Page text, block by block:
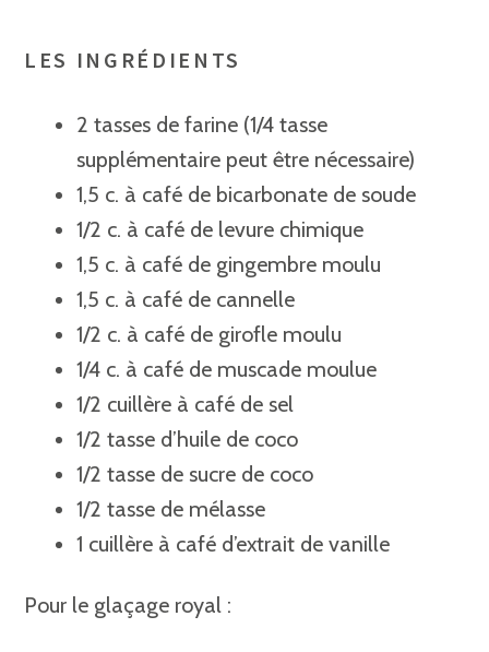
LES INGRÉDIENTS
2 tasses de farine (1/4 tasse
supplémentaire peut être nécessaire)
1,5 c. à café de bicarbonate de soude⁣
1/2 c. à café de levure chimique
1,5 c. à café de gingembre moulu⁣
1,5 c. à café de cannelle⁣
1/2 c. à café de girofle moulu
1/4 c. à café de muscade moulue⁣
1/2 cuillère à café de sel⁣
1/2 tasse d’huile de coco ⁣
1/2 tasse de sucre de coco ⁣
1/2 tasse de mélasse
1 cuillère à café d’extrait de vanille⁣
⁣Pour le glaçage royal ⁣: